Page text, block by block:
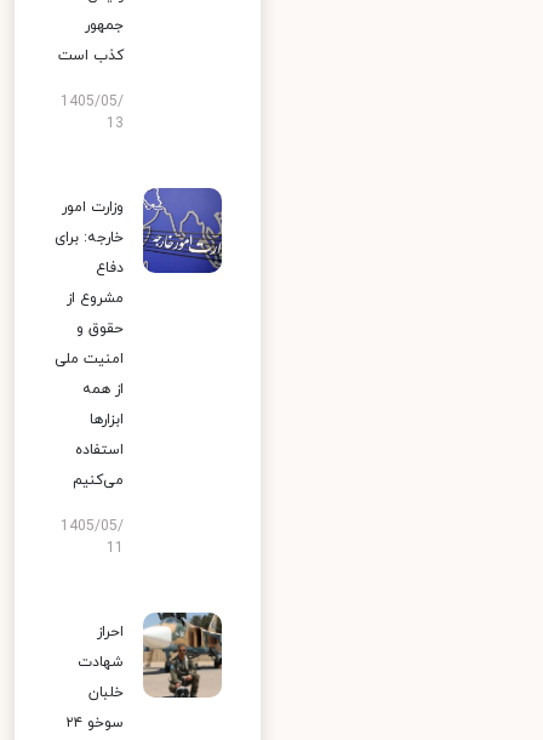
جمهور
کذب است
1405/05/
13
وزارت امور
خارجه: برای
دفاع
مشروع از
حقوق و
امنیت ملی
از همه
ابزارها
استفاده
می‌کنیم
1405/05/
احراز
شهادت
خلبان
سوخو ۲۴